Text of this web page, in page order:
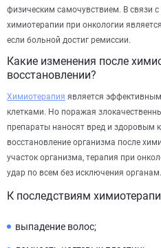
физическим самочувствием. В связи
химиотерапии при онкологии
если больной достиг ремиссии.
Какие изменения после
восстановлении?
Химиотерапия является
клетками. Но поражая
препараты наносят вред и здоровым
восстановление организма после
участок организма, терапия при
удар по всем без исключения органам.
К последствиям
выпадение волос;